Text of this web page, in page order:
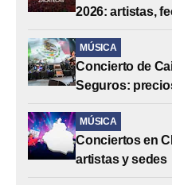
2026: artistas,
MÚSICA
Concierto de
Seguros:
MÚSICA
Conciertos en
artistas y sedes